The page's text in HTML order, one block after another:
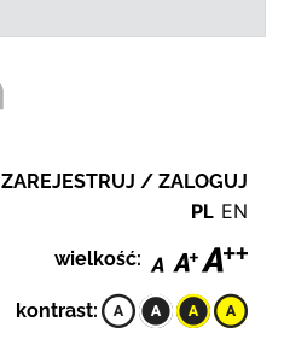
ZAREJESTRUJ / ZALOGUJ
PL EN
wielkość:
kontrast: